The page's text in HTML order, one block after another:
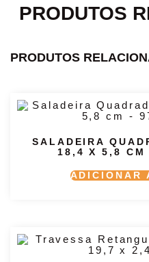
PRODUTOS
PRODUTOS
SALADEIRA
18,4 X 5,8 CM
ADICIONAR